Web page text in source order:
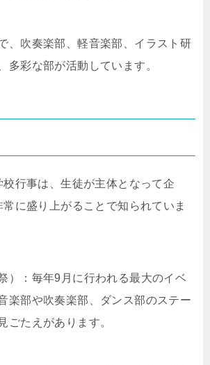
、吹奏楽部、軽音楽部、イラスト研
多彩な部が活動しています。
行事は、生徒が主体となって企
に盛り上がることで知られていま
）：毎年9月に行われる最大のイベ
楽部や吹奏楽部、ダンス部のステー
ごたえがあります。